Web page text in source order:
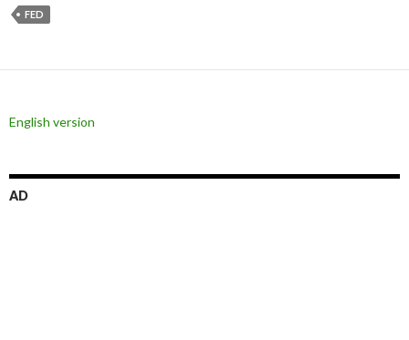
FED
English version
AD